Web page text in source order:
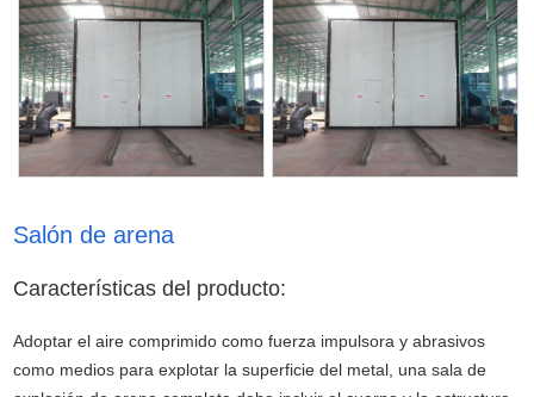
Salón de arena
Características del producto:
Adoptar el aire comprimido como fuerza impulsora y abrasivos
como medios para explotar la superficie del metal, una sala de